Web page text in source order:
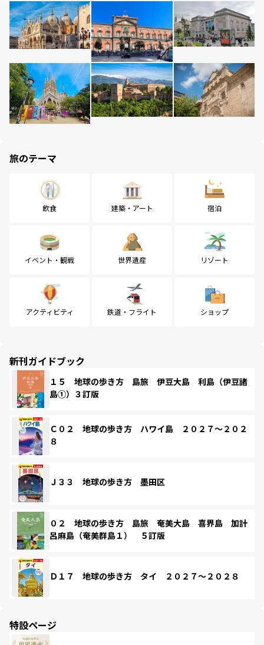
旅のテーマ
飲食 建築・アート 宿泊
イベント・観戦 世界遺産 リゾート
アクティビティ 鉄道・フライト ショップ
新刊ガイドブック
１５ 地球の歩き方 島旅 伊豆大島 利島（伊豆諸
島①）３訂版
Ｃ０２ 地球の歩き方 ハワイ島 ２０２７～２０２
８
Ｊ３３ 地球の歩き方 墨田区
０２ 地球の歩き方 島旅 奄美大島 喜界島 加計
呂麻島（奄美群島１） ５訂版
Ｄ１７ 地球の歩き方 タイ ２０２７～２０２８
特設ページ